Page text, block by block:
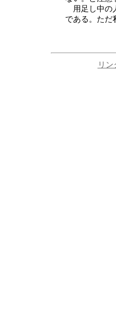
用足し中の
である。た
リン